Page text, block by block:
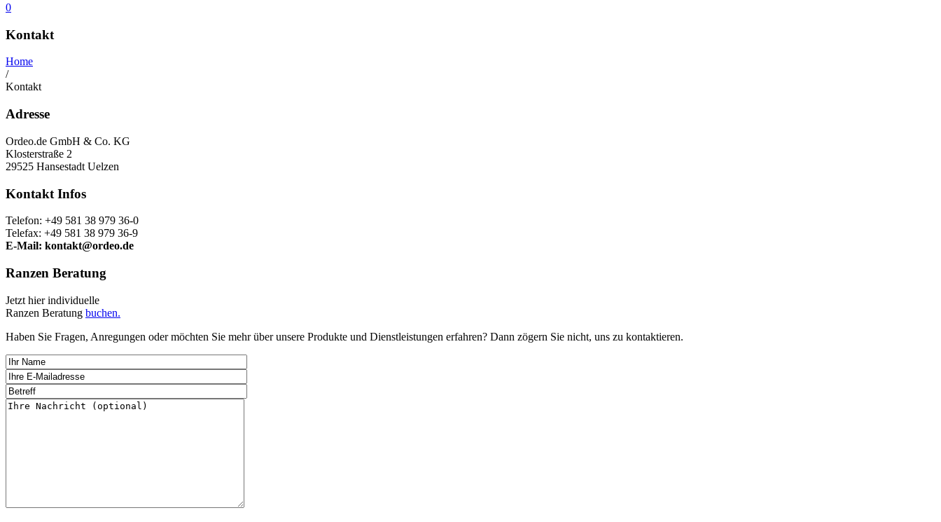
0
Kontakt
Home
/
Kontakt
Adresse
Ordeo.de GmbH & Co. KG
Klosterstraße 2
29525 Hansestadt Uelzen
Kontakt Infos
Telefon: +49 581 38 979 36-0
Telefax: +49 581 38 979 36-9
E-Mail: kontakt@ordeo.de
Ranzen Beratung
Jetzt hier individuelle
Ranzen Beratung buchen.
Haben Sie Fragen, Anregungen oder möchten Sie mehr über unsere Produkte und Dienstleistungen erfahren? Dann zögern Sie nicht, uns zu kontaktieren.